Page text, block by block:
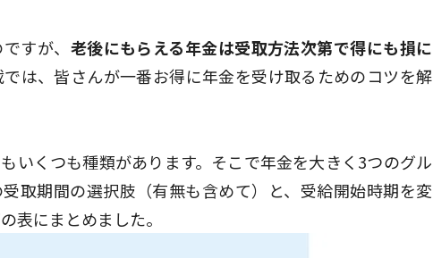
すが、 老後にもらえる年金は受取方法次第で得にも損に
は、皆さんが一番お得に年金を受け取るためのコツを解
いくつも種類があります。そこで年金を大きく3つのグル
取期間の選択肢（有無も含めて）と、受給開始時期を変
表にまとめました。